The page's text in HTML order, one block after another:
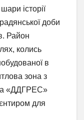
історії
доби
Район
колись
в
зона з
«ДДГРЕС»
для